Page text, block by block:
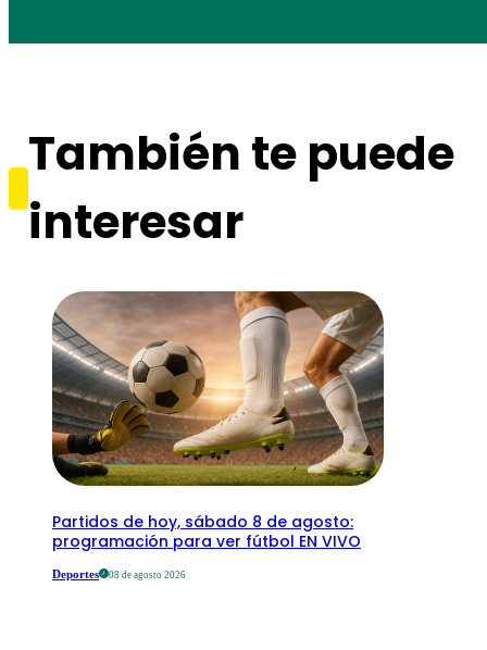
También te puede
interesar
Partidos de hoy, sábado 8 de agosto:
programación para ver fútbol EN VIVO
Deportes 08 de agosto 2026